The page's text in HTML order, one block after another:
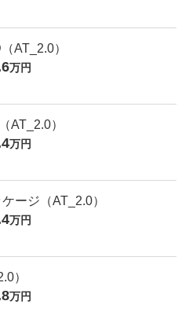
AT_2.0）
万円
AT_2.0）
万円
ージ（AT_2.0）
万円
）
万円